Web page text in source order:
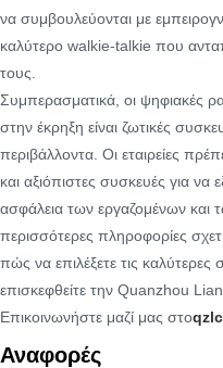
να συμβουλεύονται με
καλύτερο walkie-talkie που
τους.
Συμπερασματικά, οι ψηφιακές
στην έκρηξη είναι ζωτικές
περιβάλλοντα. Οι εταιρείες
και αξιόπιστες συσκευές για να
ασφάλεια των εργαζομένων και
περισσότερες πληροφορίες
πώς να επιλέξετε τις καλύτερες
επισκεφθείτε την Quanzhou
Επικοινωνήστε μαζί μας στο
Αναφορές